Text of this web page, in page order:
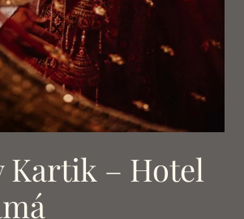
Kartik – Hotel